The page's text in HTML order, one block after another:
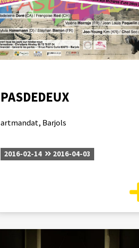
PASDEDEUX
artmandat, Barjols
2016-02-14 2016-04-03